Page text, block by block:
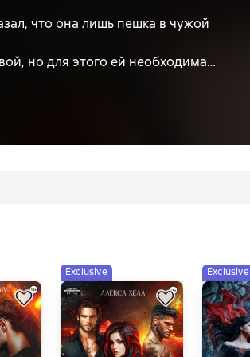
что она лишь пешка в чужой
но для этого ей необходима
ничего общего, но они нужны друг
грозит их временный союз?
Exclusive Exclusive